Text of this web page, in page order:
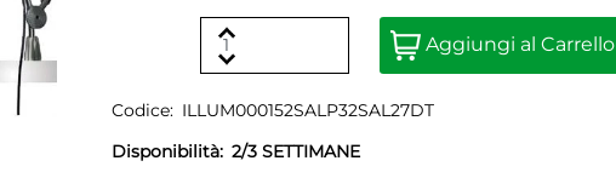
Quantità
Aggiungi al Carrello
Codice: ILLUM000152SALP32SAL27DT
Disponibilità: 2/3 SETTIMANE